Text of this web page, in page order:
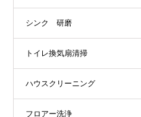
シンク 研磨
トイレ換気扇清掃
ハウスクリーニング
フロアー洗浄